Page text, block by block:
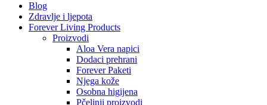
Blog
Zdravlje i ljepota
Forever Living Products
Proizvodi
Aloa Vera napici
Dodaci prehrani
Forever Paketi
Njega kože
Osobna higijena
Pčelinji proizvodi